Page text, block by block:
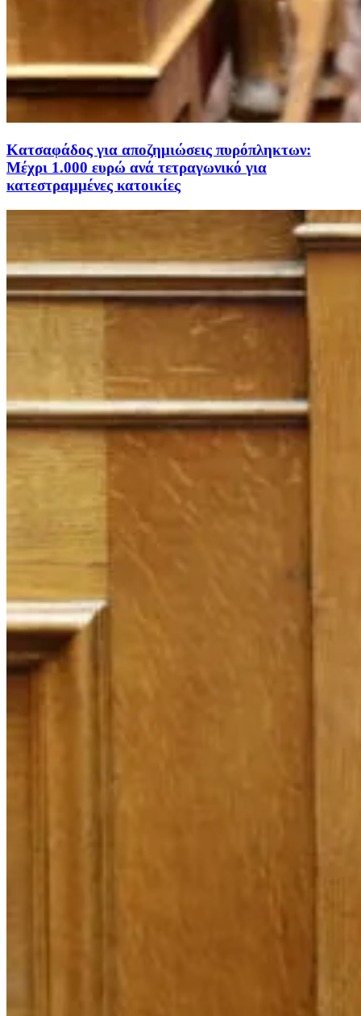
Κατσαφάδος για αποζημιώσεις πυρόπληκτων:
Μέχρι 1.000 ευρώ ανά τετραγωνικό για
κατεστραμμένες κατοικίες